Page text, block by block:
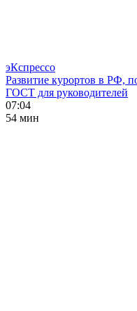
эКспрессо
Развитие курортов в РФ,
ГОСТ для руководителей
07:04
54 мин